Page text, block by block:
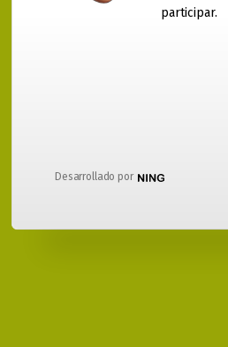
participar.
Desarrollado por